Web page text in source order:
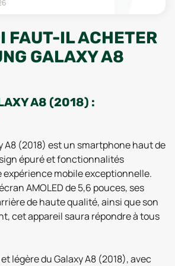
FAUT-IL ACHETER
GALAXY A8
A8 (2018) :
A8 (2018) est un smartphone haut de
épuré et fonctionnalités
expérience mobile exceptionnelle.
AMOLED de 5,6 pouces, ses
de haute qualité, ainsi que son
cet appareil saura répondre à tous
légère du Galaxy A8 (2018), avec